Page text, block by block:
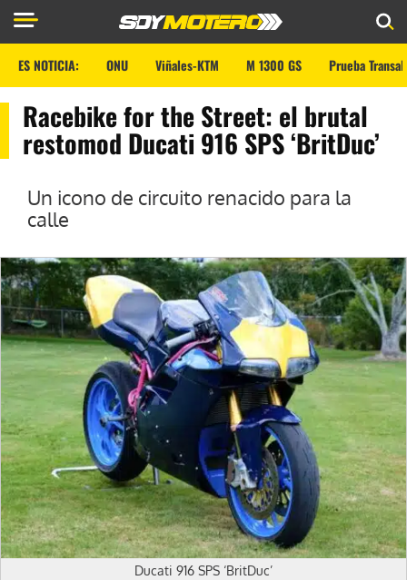
ES NOTICIA: ONU Viñales-KTM M 1300 GS Prueba
Racebike for the Street: el brutal
restomod Ducati 916 SPS ‘BritDuc’
Un icono de circuito renacido para la
calle
Ducati 916 SPS ‘BritDuc’